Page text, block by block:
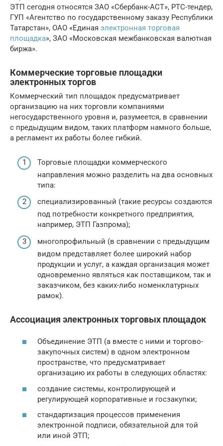
ЭТП сегодня относятся ЗАО «Сбербанк-АСТ», РТС-тендер,
ГУП «Агентство по государственному заказу Республики
Татарстан», ОАО «Единая электронная торговая
площадка», ЗАО «Московская межбанковская валютная
биржа».
Коммерческие торговые площадки
электронных торгов
Коммерческий тип площадок предусматривает
организацию на них торговли компаниями
негосударственного уровня и, разумеется, в сравнении
с предыдущим видом, таких платформ намного больше,
а регламент их работы более гибкий.
Торговые площадки коммерческого
направления можно разделить на два основных
типа:
специализированный (такие ресурсы создаются
под потребности конкретного предприятия,
например, ЭТП Газпрома);
многопрофильный (в сравнении с предыдущим
видом представляет более широкий набор
продукции и услуг, а каждая организация может
одновременно являться как поставщиком, так и
заказчиком, без каких-либо номенклатурных
рамок).
Ассоциация электронных торговых площадок
Объединение ЭТП (а вместе с ними и торгово-
закупочных систем) в одном электронном
пространстве, что предусматривает
организацию их работы в следующих областях:
создание системы, контролирующей и
регулирующей корпоративные и госзакупки;
стандартизация процессов применения
электронной подписи, обязательной для той
или иной ЭТП;